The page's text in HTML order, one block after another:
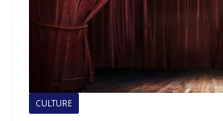
CULTURE